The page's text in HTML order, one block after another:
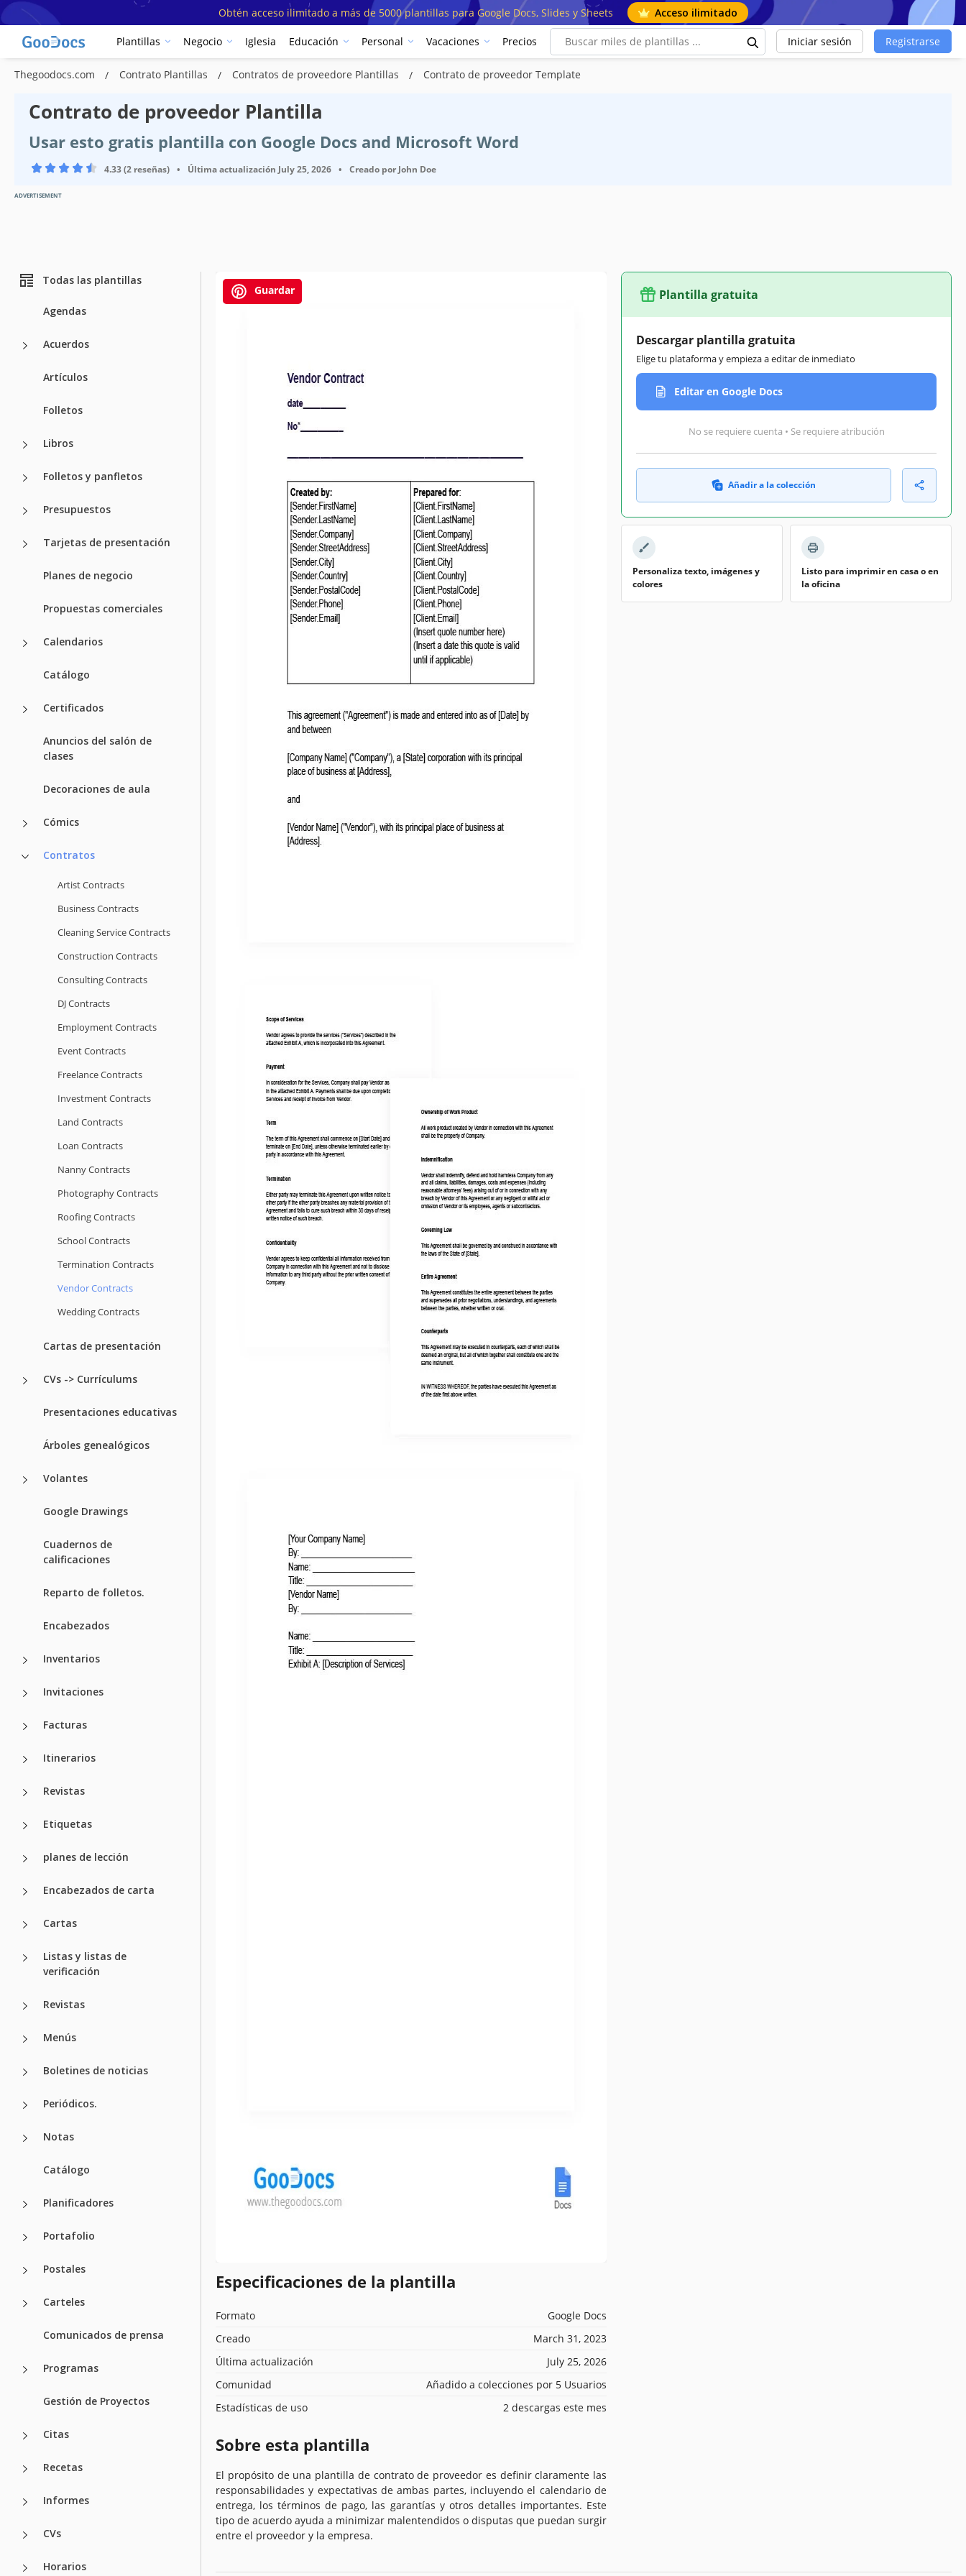
Obtén acceso ilimitado a más de 5000 plantillas para Google Docs, Slides y Sheets Acceso ilimitado
Plantillas Negocio Iglesia Educación Personal Vacaciones Precios Iniciar sesión Registrarse
Thegoodocs.com Contrato Plantillas Contratos de proveedore Plantillas Contrato de proveedor Template
Contrato de proveedor Plantilla
Usar esto gratis plantilla con Google Docs and Microsoft Word
4.33 (2 reseñas) • Última actualización July 25, 2026 • Creado por John Doe
ADVERTISEMENT
Todas las plantillas
Agendas
Acuerdos
Artículos
Folletos
Libros
Folletos y panfletos
Presupuestos
Tarjetas de presentación
Planes de negocio
Propuestas comerciales
Calendarios
Catálogo
Certificados
Anuncios del salón de
clases
Decoraciones de aula
Cómics
Contratos
Artist Contracts
Business Contracts
Cleaning Service Contracts
Construction Contracts
Consulting Contracts
DJ Contracts
Employment Contracts
Event Contracts
Freelance Contracts
Investment Contracts
Land Contracts
Loan Contracts
Nanny Contracts
Photography Contracts
Roofing Contracts
School Contracts
Termination Contracts
Vendor Contracts
Wedding Contracts
Cartas de presentación
CVs -> Currículums
Presentaciones educativas
Árboles genealógicos
Volantes
Google Drawings
Cuadernos de
calificaciones
Reparto de folletos.
Encabezados
Inventarios
Invitaciones
Facturas
Itinerarios
Revistas
Etiquetas
planes de lección
Encabezados de carta
Cartas
Listas y listas de
verificación
Revistas
Menús
Boletines de noticias
Periódicos.
Notas
Catálogo
Planificadores
Portafolio
Postales
Carteles
Comunicados de prensa
Programas
Gestión de Proyectos
Citas
Recetas
Informes
CVs
Horarios
Guardar
Especificaciones de la plantilla
Formato
Google Docs
Creado
March 31, 2023
Última actualización
July 25, 2026
Comunidad
Añadido a colecciones por 5 Usuarios
Estadísticas de uso
2 descargas este mes
Sobre esta plantilla
El propósito de una plantilla de contrato de proveedor es definir claramente las
responsabilidades y expectativas de ambas partes, incluyendo el calendario de
entrega, los términos de pago, las garantías y otros detalles importantes. Este
tipo de acuerdo ayuda a minimizar malentendidos o disputas que puedan surgir
entre el proveedor y la empresa.
Plantilla gratuita
Descargar plantilla gratuita
Elige tu plataforma y empieza a editar de inmediato
Editar en Google Docs
No se requiere cuenta • Se requiere atribución
Añadir a la colección
Personaliza texto, imágenes y
colores
Listo para imprimir en casa o en
la oficina